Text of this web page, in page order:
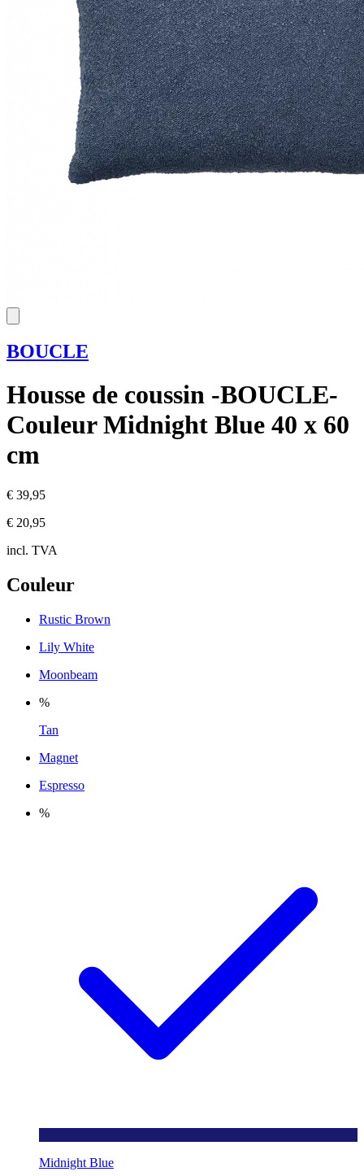
BOUCLE
Housse de coussin -BOUCLE-
Couleur Midnight Blue 40 x 60
cm
€ 39,95
€ 20,95
incl. TVA
Couleur
Rustic Brown
Lily White
Moonbeam
%
Tan
Magnet
Espresso
%
Midnight Blue